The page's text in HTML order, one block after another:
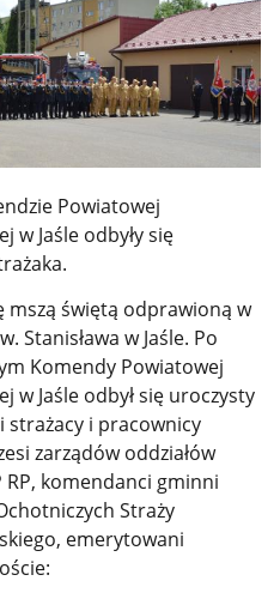
Powiatowej
w Jaśle odbyły się
mszą świętą odprawioną w
Stanisława w Jaśle. Po
Komendy Powiatowej
w Jaśle odbył się uroczysty
strażacy i pracownicy
zarządów oddziałów
RP, komendanci gminni
Straży
emerytowani